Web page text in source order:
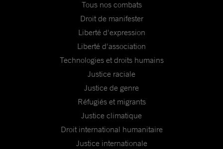
Tous nos combats
Droit de manifester
Liberté d'expression
Liberté d'association
Technologies et droits humains
Justice raciale
Justice de genre
Réfugiés et migrants
Justice climatique
Droit international humanitaire
Justice internationale